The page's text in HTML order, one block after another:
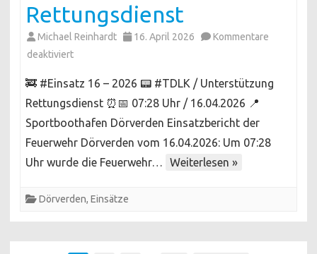
Rettungsdienst
Michael Reinhardt 16. April 2026
Kommentare
deaktiviertfür
Rettungsdienst
🚒 #Einsatz 16 – 2026 📟 #TDLK / Unterstützung
Rettungsdienst ⏰📅 07:28 Uhr / 16.04.2026 📍
Sportboothafen Dörverden Einsatzbericht der
Feuerwehr Dörverden vom 16.04.2026: Um 07:28
Uhr wurde die Feuerwehr…
Weiterlesen »
Dörverden, Einsätze